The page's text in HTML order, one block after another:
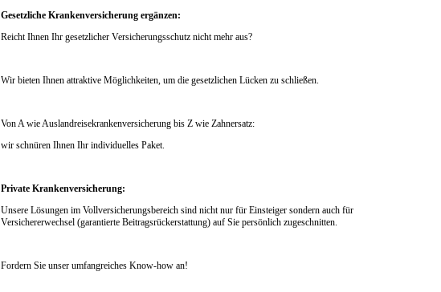
Gesetzliche Krankenversicherung ergänzen:
Reicht Ihnen Ihr gesetzlicher Versicherungsschutz nicht mehr aus?
Wir bieten Ihnen attraktive Möglichkeiten, um die gesetzlichen Lücken zu schließen.
Von A wie Auslandreisekrankenversicherung bis Z wie Zahnersatz:
wir schnüren Ihnen Ihr individuelles Paket.
Private Krankenversicherung:
Unsere Lösungen im Vollversicherungsbereich sind nicht nur für Einsteiger sondern auch für
Versichererwechsel (garantierte Beitragsrückerstattung) auf Sie persönlich zugeschnitten.
Fordern Sie unser umfangreiches Know-how an!